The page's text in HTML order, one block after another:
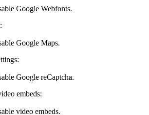
Google Webfonts.
Google Maps.
Google reCaptcha.
embeds:
video embeds.